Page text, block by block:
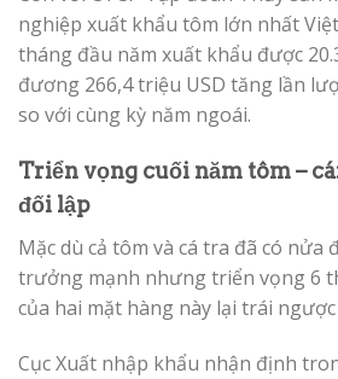
nghiệp xuất khẩu tôm lớn nhất
tháng đầu năm xuất khẩu được
đương 266,4 triệu USD tăng lần
so với cùng kỳ năm ngoái.
Triển vọng cuối năm tôm –
đối lập
Mặc dù cả tôm và cá tra đã có nửa
trưởng mạnh nhưng triển vọng 6
của hai mặt hàng này lại trái
Cục Xuất nhập khẩu nhận định